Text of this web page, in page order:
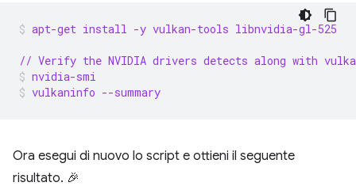
apt-get install -y vulkan-tools libnvidia-gl-525
// Verify the NVIDIA drivers detects along with
nvidia-smi
vulkaninfo --summary
Ora esegui di nuovo lo script e ottieni il seguente
risultato. 🎉